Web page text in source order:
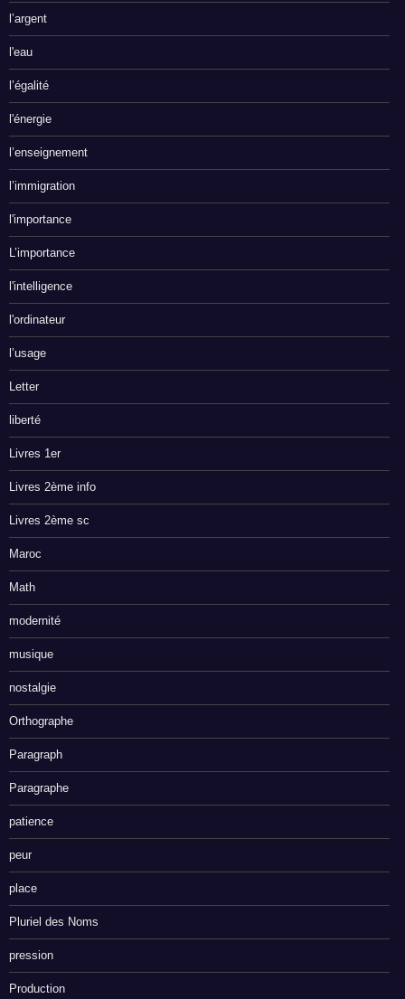
l’argent
l'eau
l’égalité
l'énergie
l’enseignement
l’immigration
l'importance
L’importance
l'intelligence
l'ordinateur
l’usage
Letter
liberté
Livres 1er
Livres 2ème info
Livres 2ème sc
Maroc
Math
modernité
musique
nostalgie
Orthographe
Paragraph
Paragraphe
patience
peur
place
Pluriel des Noms
pression
Production